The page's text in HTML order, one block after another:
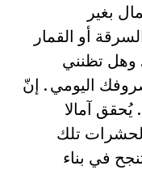
بغير
أو القمار
وهل تظنني
اليومي . إنّ
آمالا
تلك
في بناء